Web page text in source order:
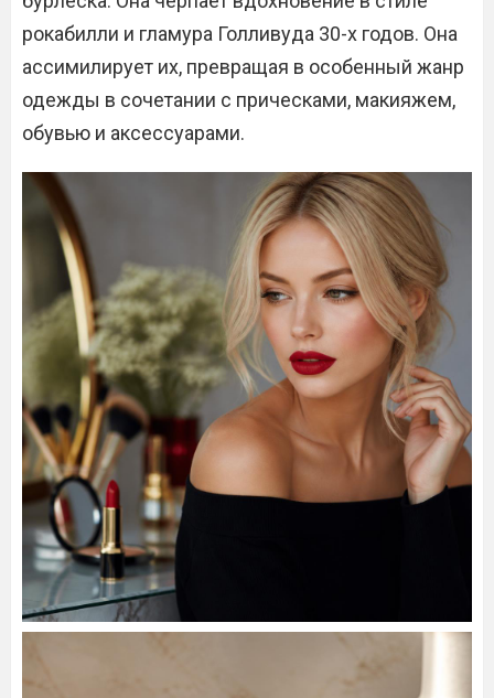
рокабилли и гламура Голливуда 30-х годов. Она
ассимилирует их, превращая в особенный жанр
одежды в сочетании с прическами, макияжем,
обувью и аксессуарами.